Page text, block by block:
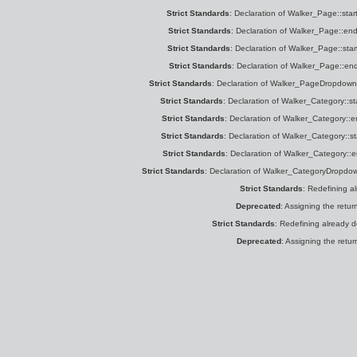
Strict Standards: Declaration of
Strict Standards: Declaration of
Strict Standards: Declaration of
Strict Standards: Declaration of
Strict Standards: Declaration of
Strict Standards: Declaration of
Strict Standards: Declaration of
Strict Standards: Declaration of
Strict Standards: Declaration of
Strict Standards: Declaration of
Strict Standards: Redefining
Deprecated: Assigning the
Strict Standards: Redefining already
Deprecated: Assigning the